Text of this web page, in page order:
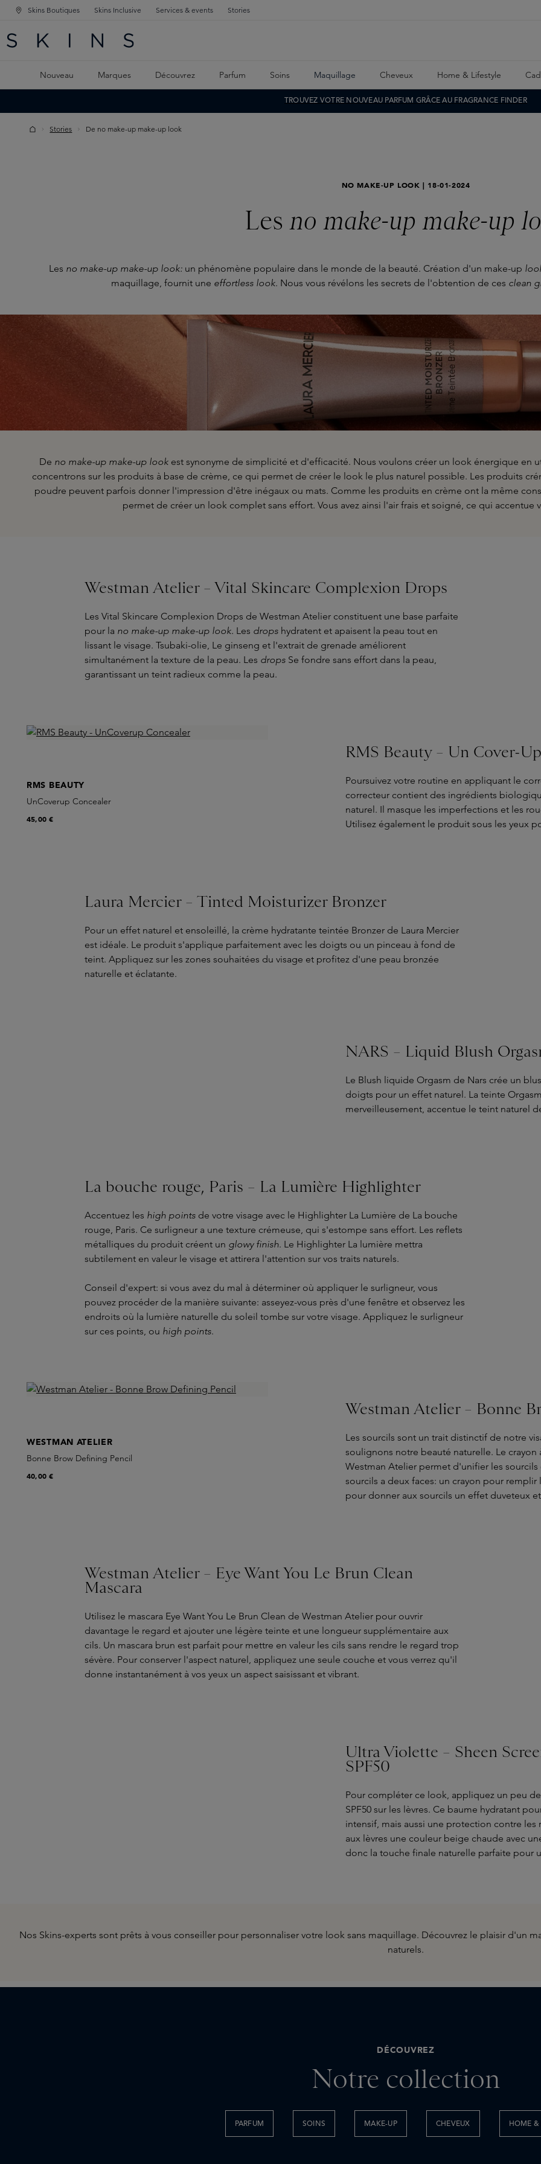
PRINCIPALE
CONTENU PRINCIPAL
Skins Boutiques Skins Inclusive Services & events Stories
Nouveau Marques Découvrez Parfum Soins Maquillage Cheveux Home & Lifestyle
TROUVEZ VOTRE NOUVEAU PARFUM GRÂCE AU FRAGRANCE FINDER
Stories De no make-up make-up look
NO MAKE-UP LOOK | 18-01-2024
Lesno make-up make-up
Les no make-up make-up look: un phénomène populaire dans le monde de la beauté. Création d'un make-up
maquillage, fournit une effortless look. Nous vous révélons les secrets de l'obtention de ces clean
De no make-up make-up look est synonyme de simplicité et d'efficacité. Nous voulons créer un look énergique en
concentrons sur les produits à base de crème, ce qui permet de créer le look le plus naturel possible. Les produits
poudre peuvent parfois donner l'impression d'être inégaux ou mats. Comme les produits en crème ont la même
permet de créer un look complet sans effort. Vous avez ainsi l'air frais et soigné, ce qui accentue
Westman Atelier – Vital Skincare Complexion Drops
Les Vital Skincare Complexion Drops de Westman Atelier constituent une base parfaite
pour la no make-up make-up look. Les drops hydratent et apaisent la peau tout en
lissant le visage. Tsubaki-olie, Le ginseng et l'extrait de grenade améliorent
simultanément la texture de la peau. Les drops Se fondre sans effort dans la peau,
garantissant un teint radieux comme la peau.
RMS BEAUTY
UnCoverup Concealer
45,00 €
RMS Beauty – Un Cover-Up
Poursuivez votre routine en appliquant le
correcteur contient des ingrédients
naturel. Il masque les imperfections et les
Utilisez également le produit sous les yeux
Laura Mercier – Tinted Moisturizer Bronzer
Pour un effet naturel et ensoleillé, la crème hydratante teintée Bronzer de Laura Mercier
est idéale. Le produit s'applique parfaitement avec les doigts ou un pinceau à fond de
teint. Appliquez sur les zones souhaitées du visage et profitez d'une peau bronzée
naturelle et éclatante.
NARS – Liquid Blush
Le Blush liquide Orgasm de Nars crée un
doigts pour un effet naturel. La teinte
merveilleusement, accentue le teint naturel
La bouche rouge, Paris – La Lumière Highlighter
Accentuez les high points de votre visage avec le Highlighter La Lumière de La bouche
rouge, Paris. Ce surligneur a une texture crémeuse, qui s'estompe sans effort. Les reflets
métalliques du produit créent un glowy finish. Le Highlighter La lumière mettra
subtilement en valeur le visage et attirera l'attention sur vos traits naturels.
Conseil d'expert: si vous avez du mal à déterminer où appliquer le surligneur, vous
pouvez procéder de la manière suivante: asseyez-vous près d'une fenêtre et observez les
endroits où la lumière naturelle du soleil tombe sur votre visage. Appliquez le surligneur
sur ces points, ou high points.
WESTMAN ATELIER
Bonne Brow Defining Pencil
40,00 €
Westman Atelier – Bonne
Les sourcils sont un trait distinctif de notre
soulignons notre beauté naturelle. Le crayon
Westman Atelier permet d'unifier les sourcils
sourcils a deux faces: un crayon pour remplir
pour donner aux sourcils un effet duveteux et
Westman Atelier – Eye Want You Le Brun Clean
Mascara
Utilisez le mascara Eye Want You Le Brun Clean de Westman Atelier pour ouvrir
davantage le regard et ajouter une légère teinte et une longueur supplémentaire aux
cils. Un mascara brun est parfait pour mettre en valeur les cils sans rendre le regard trop
sévère. Pour conserver l'aspect naturel, appliquez une seule couche et vous verrez qu'il
donne instantanément à vos yeux un aspect saisissant et vibrant.
Ultra Violette – Sheen
SPF50
Pour compléter ce look, appliquez un peu de
SPF50 sur les lèvres. Ce baume hydratant
intensif, mais aussi une protection contre les
aux lèvres une couleur beige chaude avec
donc la touche finale naturelle parfaite pour
Nos Skins-experts sont prêts à vous conseiller pour personnaliser votre look sans maquillage. Découvrez le plaisir d'un
naturels.
DÉCOUVREZ
Notre collection
PARFUM SOINS MAKE-UP CHEVEUX HOME &